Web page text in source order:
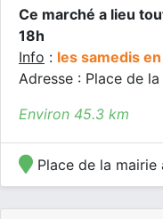
Ce marché a lieu
18h
Info : les samedis
Adresse : Place de
Environ 45.3 km
Place de la